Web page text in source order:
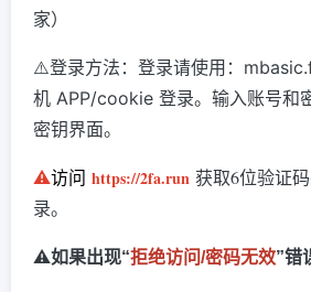
家）
⚠️登录方法： 登录请使用：
机 APP/cookie 登录。 输入账号和
密钥界面。
⚠️访问 https://2fa.run 获取6位验证
录。
⚠️如果出现“拒绝访问/密码无效”错